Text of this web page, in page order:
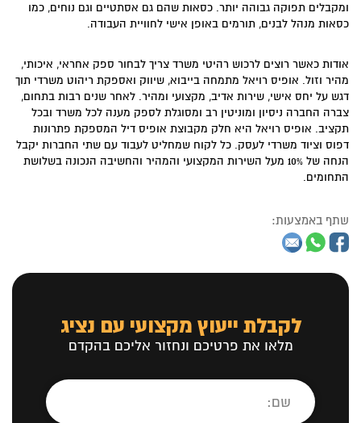
ומקבלים תפוקה גבוהה יותר. כסאות שהם גם אסתטיים וגם נוחים, כמו
כסאות מנהל לבנים, תורמים באופן אישי לחוויית העבודה.
אודות כאשר רוצים לרכוש רהיטי משרד צריך לבחור ספק אחראי, איכותי,
מהיר וזול. אופיס רויאל מתמחה בייבוא, שיווק ואספקת ריהוט משרדי תוך
דגש על יחס אישי, שירות אדיב, מקצועי ומהיר. לאחר שנים רבות בתחום,
צברה החברה ניסיון ומוניטין רב ומסוגלת לספק מענה לכל משרד ובכל
תקציב. אופיס רויאל היא חלק מקבוצת אופיס דיל המספקת פתרונות
דפוס וציוד משרדי לעסק. כל לקוח שמחליט לעבוד עם שתי החברות יקבל
הנחה של 10% מעל השירות המקצועי והמהיר והחשיבה הנכונה בשלושת
התחומים.
שתף באמצעות:
לקבלת ייעוץ מקצועי עם נציג
מלאו את פרטיכם ונחזור אליכם בהקדם